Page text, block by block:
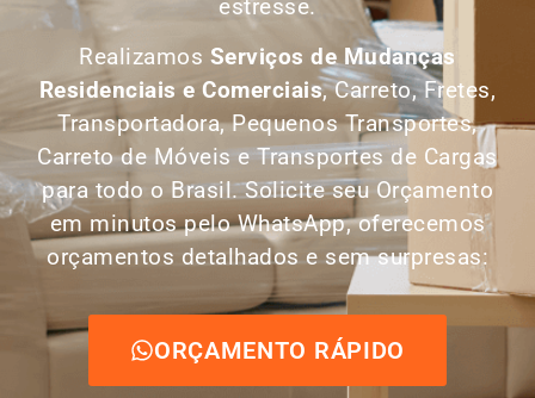
estresse.
Realizamos Serviços de Mudanças
Residenciais e Comerciais, Carreto, Fretes,
Transportadora, Pequenos Transportes,
Carreto de Móveis e Transportes de Cargas
para todo o Brasil. Solicite seu Orçamento
em minutos pelo WhatsApp, oferecemos
orçamentos detalhados e sem surpresas:
ORÇAMENTO RÁPIDO